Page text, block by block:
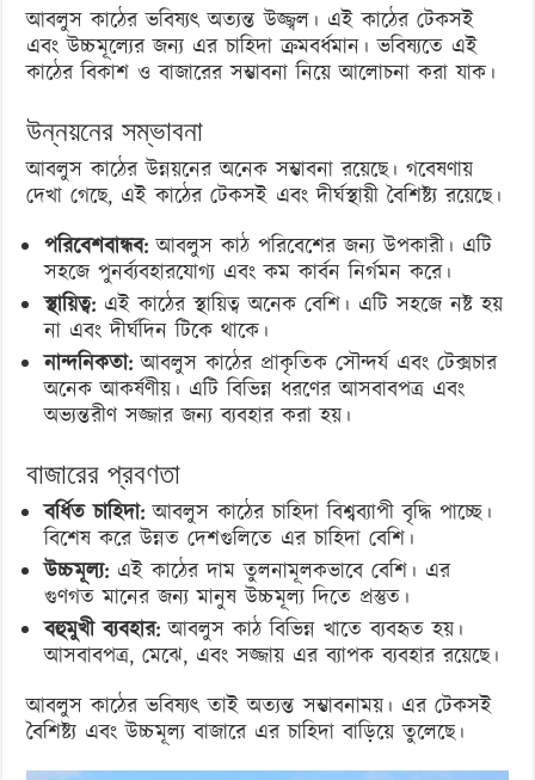
আবলুস কাঠের ভবিষ্যৎ অত্যন্ত উজ্জ্বল। এই কাঠের টেকসই
এবং উচ্চমূল্যের জন্য এর চাহিদা ক্রমবর্ধমান। ভবিষ্যতে এই
কাঠের বিকাশ ও বাজারের সম্ভাবনা নিয়ে আলোচনা করা যাক।
উন্নয়নের সম্ভাবনা
আবলুস কাঠের উন্নয়নের অনেক সম্ভাবনা রয়েছে। গবেষণায়
দেখা গেছে, এই কাঠের টেকসই এবং দীর্ঘস্থায়ী বৈশিষ্ট্য রয়েছে।
পরিবেশবান্ধব: আবলুস কাঠ পরিবেশের জন্য উপকারী। এটি
সহজে পুনর্ব্যবহারযোগ্য এবং কম কার্বন নির্গমন করে।
স্থায়িত্ব: এই কাঠের স্থায়িত্ব অনেক বেশি। এটি সহজে নষ্ট হয়
না এবং দীর্ঘদিন টিকে থাকে।
নান্দনিকতা: আবলুস কাঠের প্রাকৃতিক সৌন্দর্য এবং টেক্সচার
অনেক আকর্ষণীয়। এটি বিভিন্ন ধরণের আসবাবপত্র এবং
অভ্যন্তরীণ সজ্জার জন্য ব্যবহার করা হয়।
বাজারের প্রবণতা
বর্ধিত চাহিদা: আবলুস কাঠের চাহিদা বিশ্বব্যাপী বৃদ্ধি পাচ্ছে।
বিশেষ করে উন্নত দেশগুলিতে এর চাহিদা বেশি।
উচ্চমূল্য: এই কাঠের দাম তুলনামূলকভাবে বেশি। এর
গুণগত মানের জন্য মানুষ উচ্চমূল্য দিতে প্রস্তুত।
বহুমুখী ব্যবহার: আবলুস কাঠ বিভিন্ন খাতে ব্যবহৃত হয়।
আসবাবপত্র, মেঝে, এবং সজ্জায় এর ব্যাপক ব্যবহার রয়েছে।
আবলুস কাঠের ভবিষ্যৎ তাই অত্যন্ত সম্ভাবনাময়। এর টেকসই
বৈশিষ্ট্য এবং উচ্চমূল্য বাজারে এর চাহিদা বাড়িয়ে তুলেছে।